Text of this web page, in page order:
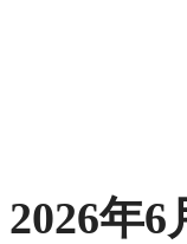
2026年